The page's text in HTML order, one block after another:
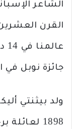
الشاعر
القرن
جائزة نوبل في
ولد بيثنتي
1898